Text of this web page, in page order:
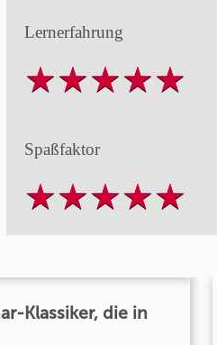
Lernerfahrung
Spaßfaktor
Klassiker, die in